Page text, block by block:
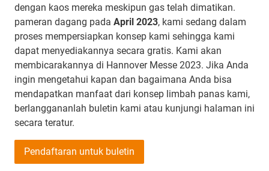
dengan kaos mereka meskipun gas telah dimatikan.
pameran dagang pada April 2023, kami sedang dalam
proses mempersiapkan konsep kami sehingga kami
dapat menyediakannya secara gratis. Kami akan
membicarakannya di Hannover Messe 2023. Jika Anda
ingin mengetahui kapan dan bagaimana Anda bisa
mendapatkan manfaat dari konsep limbah panas kami,
berlanggananlah buletin kami atau kunjungi halaman ini
secara teratur.
Pendaftaran untuk buletin